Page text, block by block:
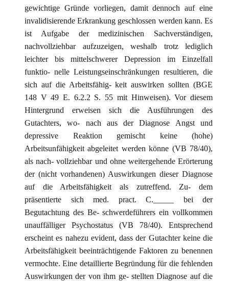
gewichtige Gründe vorliegen, damit dennoch auf eine
invalidisierende Erkrankung geschlossen werden kann. Es
ist Aufgabe der medizinischen Sachverständigen,
nachvollziehbar aufzuzeigen, weshalb trotz lediglich
leichter bis mittelschwerer Depression im Einzelfall
funktio- nelle Leistungseinschränkungen resultieren, die
sich auf die Arbeitsfähig- keit auswirken sollten (BGE
148 V 49 E. 6.2.2 S. 55 mit Hinweisen). Vor diesem
Hintergrund erweisen sich die Ausführungen des
Gutachters, wo- nach aus der Diagnose Angst und
depressive Reaktion gemischt keine (hohe)
Arbeitsunfähigkeit abgeleitet werden könne (VB 78/40),
als nach- vollziehbar und ohne weitergehende Erörterung
der (nicht vorhandenen) Auswirkungen dieser Diagnose
auf die Arbeitsfähigkeit als zutreffend. Zu- dem
präsentierte sich med. pract. C._____ bei der
Begutachtung des Be- schwerdeführers ein vollkommen
unauffälliger Psychostatus (VB 78/40). Entsprechend
erscheint es nahezu evident, dass der Gutachter keine die
Arbeitsfähigkeit beeinträchtigende Faktoren zu benennen
vermochte. Eine detaillierte Begründung für die fehlenden
Auswirkungen der von ihm ge- stellten Diagnose auf die